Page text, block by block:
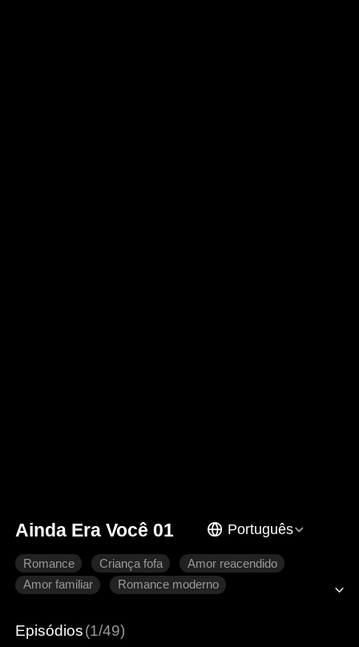
Ainda Era Você 01 Português
Romance Criança fofa
Amor reacendido
Amor familiar
Romance moderno
Episódios(1/49)